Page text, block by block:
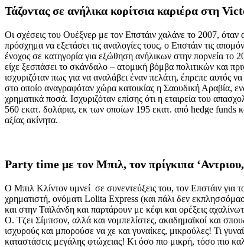
Τάζοντας σε ανήλικα κορίτσια καριέρα στη
Οι σχέσεις του Ουέξνερ με τον Επστάιν χαλάνε το 2007,
πρόσχημα να εξετάσει τις αναλογίες τους, ο Επστάιν τις
ένοχος σε κατηγορία για εξώθηση ανήλικων στην πορνεία
είχε ξεσπάσει το σκάνδαλο – ατομική βόμβα πολιτικών και
ισχυριζόταν πως για να αναλάβει έναν πελάτη, έπρεπε αυτός
στο οποίο αναγραφόταν χώρα κατοικίας η Σαουδική Αραβία,
χρηματικά ποσά. Ισχυριζόταν επίσης ότι η εταιρεία του
560 εκατ. δολάρια, εκ των οποίων 195 εκατ. από hedge funds
αξίας ακίνητα.
Party time με τον Μπιλ, τον πρίγκιπα
Ο Μπιλ Κλίντον υμνεί σε συνεντεύξεις του, τον Επστάιν
χρηματιστή, ονόματι Lolita Express (και πάλι δεν
και στην Ταϊλάνδη και παρτάρουν με κέφι και ορέξεις
O. Τζει Σίμπσον, αλλά και νομπελίστες, ακαδημαϊκοί και
ισχυρούς και μπορούσε να χε και γυναίκες, μικρούλες! Τι
καταστάσεις μεγάλης φτώχειας! Κι όσο πιο μικρή, τόσο πιο